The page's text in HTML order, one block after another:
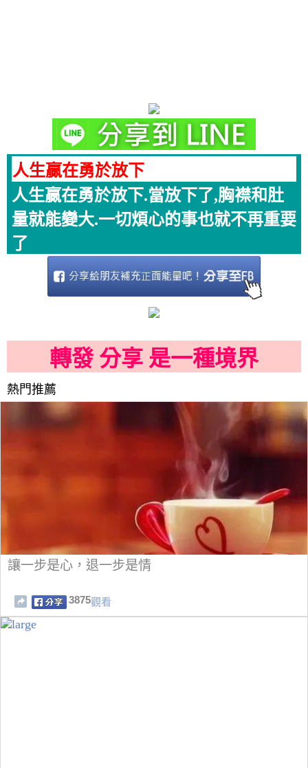
人生贏在勇於放下
人生贏在勇於放下.當放下了,胸襟和肚
量就能變大.一切煩心的事也就不再重要
了
轉發 分享 是一種境界
熱門推薦
讓一步是心，退一步是情
3875觀看